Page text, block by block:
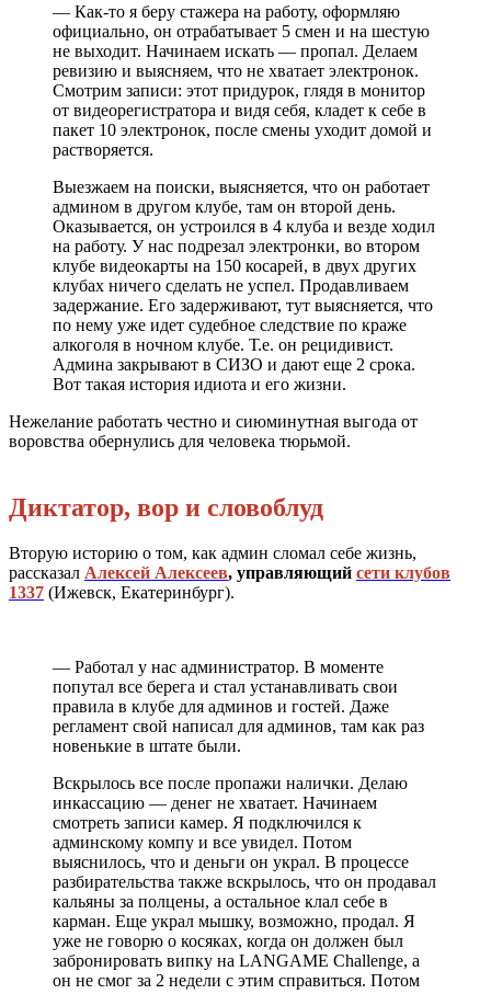
— Как-то я беру стажера на работу, оформляю
официально, он отрабатывает 5 смен и на шестую
не выходит. Начинаем искать — пропал. Делаем
ревизию и выясняем, что не хватает электронок.
Смотрим записи: этот придурок, глядя в монитор
от видеорегистратора и видя себя, кладет к себе в
пакет 10 электронок, после смены уходит домой и
растворяется.
Выезжаем на поиски, выясняется, что он работает
админом в другом клубе, там он второй день.
Оказывается, он устроился в 4 клуба и везде ходил
на работу. У нас подрезал электронки, во втором
клубе видеокарты на 150 косарей, в двух других
клубах ничего сделать не успел. Продавливаем
задержание. Его задерживают, тут выясняется, что
по нему уже идет судебное следствие по краже
алкоголя в ночном клубе. Т.е. он рецидивист.
Админа закрывают в СИЗО и дают еще 2 срока.
Вот такая история идиота и его жизни.
Нежелание работать честно и сиюминутная выгода от
воровства обернулись для человека тюрьмой.
Диктатор, вор и словоблуд
Вторую историю о том, как админ сломал себе жизнь,
рассказал Алексей Алексеев, управляющий сети клубов
1337 (Ижевск, Екатеринбург).
— Работал у нас администратор. В моменте
попутал все берега и стал устанавливать свои
правила в клубе для админов и гостей. Даже
регламент свой написал для админов, там как раз
новенькие в штате были.
Вскрылось все после пропажи налички. Делаю
инкассацию — денег не хватает. Начинаем
смотреть записи камер. Я подключился к
админскому компу и все увидел. Потом
выяснилось, что и деньги он украл. В процессе
разбирательства также вскрылось, что он продавал
кальяны за полцены, а остальное клал себе в
карман. Еще украл мышку, возможно, продал. Я
уже не говорю о косяках, когда он должен был
забронировать випку на LANGAME Challenge, а
он не смог за 2 недели с этим справиться. Потом